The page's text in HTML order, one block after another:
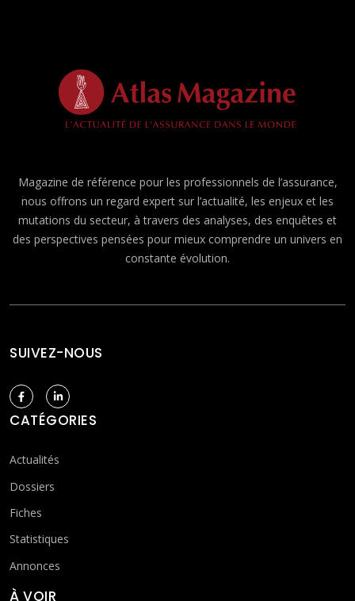
Magazine de référence pour les professionnels de l’assurance,
nous offrons un regard expert sur l’actualité, les enjeux et les
mutations du secteur, à travers des analyses, des enquêtes et
des perspectives pensées pour mieux comprendre un univers en
constante évolution.
SUIVEZ-NOUS
CATÉGORIES
Actualités
Dossiers
Fiches
Statistiques
Annonces
À VOIR